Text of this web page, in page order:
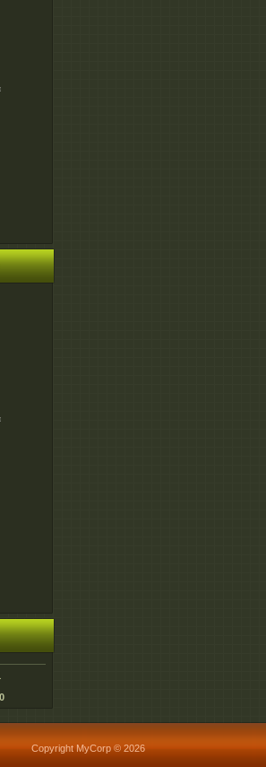
0
Copyright MyCorp © 2026